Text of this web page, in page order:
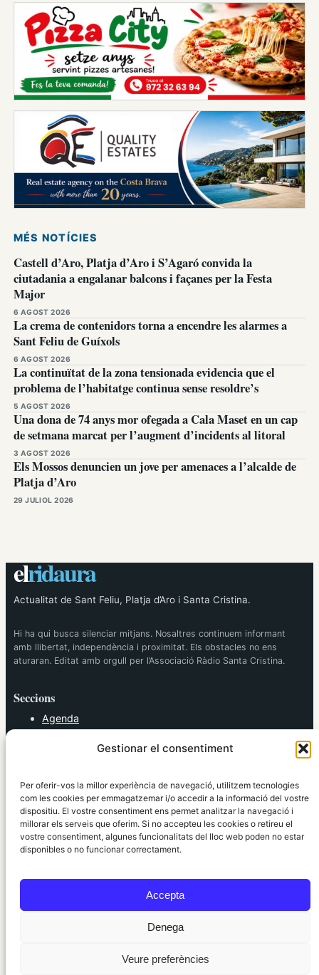
Gestionar el consentiment
Per oferir-vos la millor experiència de navegació, utilitzem tecnologies
com les cookies per emmagatzemar i/o accedir a la informació del vostre
dispositiu. El vostre consentiment ens permet analitzar la navegació i
millorar els serveis que oferim. Si no accepteu les cookies o retireu el
vostre consentiment, algunes funcionalitats del lloc web poden no estar
disponibles o no funcionar correctament.
Accepta
Denega
Veure preferències
MÉS NOTÍCIES
Castell d’Aro, Platja d’Aro i S’Agaró convida la
ciutadania a engalanar balcons i façanes per la Festa
Major
6 AGOST 2026
La crema de contenidors torna a encendre les alarmes a
Sant Feliu de Guíxols
6 AGOST 2026
La continuïtat de la zona tensionada evidencia que el
problema de l’habitatge continua sense resoldre’s
5 AGOST 2026
Una dona de 74 anys mor ofegada a Cala Maset en un cap
de setmana marcat per l’augment d’incidents al litoral
3 AGOST 2026
Els Mossos denuncien un jove per amenaces a l’alcalde de
Platja d’Aro
29 JULIOL 2026
elridaura
Actualitat de Sant Feliu, Platja d’Aro i Santa Cristina.
Hi ha qui busca silenciar mitjans. Nosaltres continuem informant
amb llibertat, independència i proximitat. Els obstacles no ens
aturaran. Editat amb orgull per l’Associació Ràdio Santa Cristina.
Seccions
Agenda
Política
Societat
Tendències
elRidaura.com